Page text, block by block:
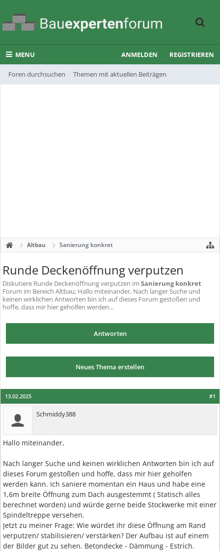
MENU
Foren durchsuchen Themen mit aktuellen Beiträgen
ANMELDEN REGISTRIEREN
Altbau Sanierung konkret
Runde Deckenöffnung verputzen
Diskutiere Runde Deckenöffnung verputzen im Sanierung konkret
Forum im Bereich Altbau; Hallo miteinander, Nach langer Suche und
keinen wirklichen Antworten bin ich auf dieses Forum gestoßen und
hoffe, dass mir hier geholfen werden...
Antworten
Neues Thema erstellen
#1
13.02.2025
Schmiddy388
Hallo miteinander,
Nach langer Suche und keinen wirklichen Antworten bin ich auf
dieses Forum gestoßen und hoffe, dass mir hier geholfen
werden kann. Ich saniere momentan ein Haus und habe eine
1,6m breite Öffnung zum Dach ausgestemmt ( Statisch alles
berechnet worden) und würde gerne beide Stockwerke mit einer
Spindeltreppe versehen.
Jetzt zu meiner Frage: Wie würdet ihr diese Öffnung am Rand
verputzen/ stabilisieren/ verstärken? Der Aufbau ist auf einem
der Bilder gut zu sehen. Betondecke - Dämmung - Estrich.